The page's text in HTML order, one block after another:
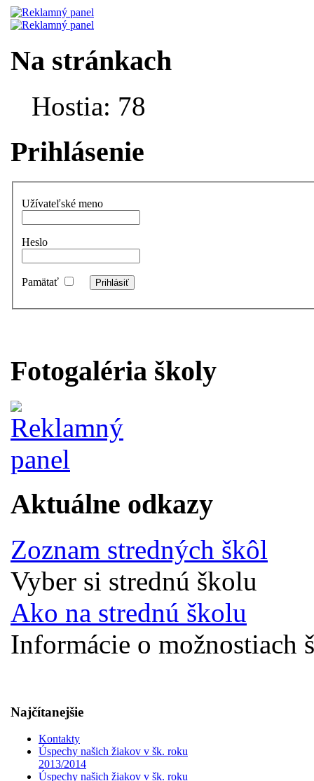
Na stránkach
Hostia: 78
Prihlásenie
Užívateľské meno
Heslo
Pamätať
Fotogaléria školy
Aktuálne odkazy
Zoznam stredných škôl
Vyber si strednú školu
Ako na strednú školu
Informácie o možnostiach
Najčítanejšie
Kontakty
Úspechy našich žiakov v šk. roku
2013/2014
Úspechy našich žiakov v šk. roku